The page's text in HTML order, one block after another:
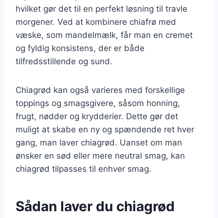
hvilket gør det til en perfekt løsning til travle
morgener. Ved at kombinere chiafrø med
væske, som mandelmælk, får man en cremet
og fyldig konsistens, der er både
tilfredsstillende og sund.
Chiagrød kan også varieres med forskellige
toppings og smagsgivere, såsom honning,
frugt, nødder og krydderier. Dette gør det
muligt at skabe en ny og spændende ret hver
gang, man laver chiagrød. Uanset om man
ønsker en sød eller mere neutral smag, kan
chiagrød tilpasses til enhver smag.
Sådan laver du chiagrød